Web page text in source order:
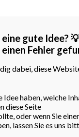
eine gute Idee?
einen Fehler
dabei, diese
Idee haben, welche
diese Seite
oder wenn Sie
lassen Sie es uns